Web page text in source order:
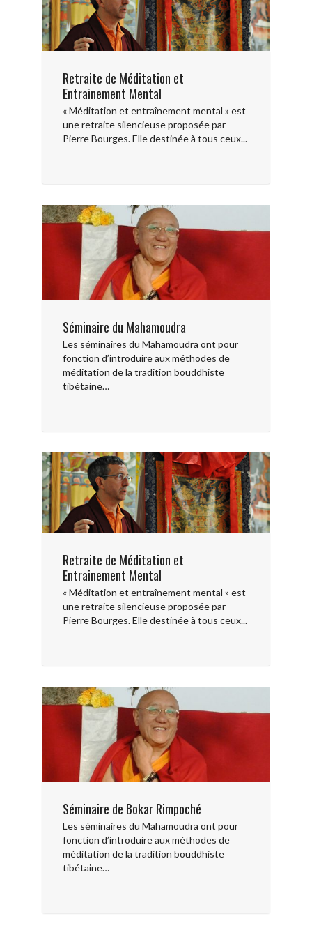
Retraite de Méditation et
Entrainement Mental
« Méditation et entraînement mental » est
une retraite silencieuse proposée par
Pierre Bourges. Elle destinée à tous ceux...
Séminaire du Mahamoudra
Les séminaires du Mahamoudra ont pour
fonction d’introduire aux méthodes de
méditation de la tradition bouddhiste
tibétaine…
Retraite de Méditation et
Entrainement Mental
« Méditation et entraînement mental » est
une retraite silencieuse proposée par
Pierre Bourges. Elle destinée à tous ceux...
Séminaire de Bokar Rimpoché
Les séminaires du Mahamoudra ont pour
fonction d’introduire aux méthodes de
méditation de la tradition bouddhiste
tibétaine…